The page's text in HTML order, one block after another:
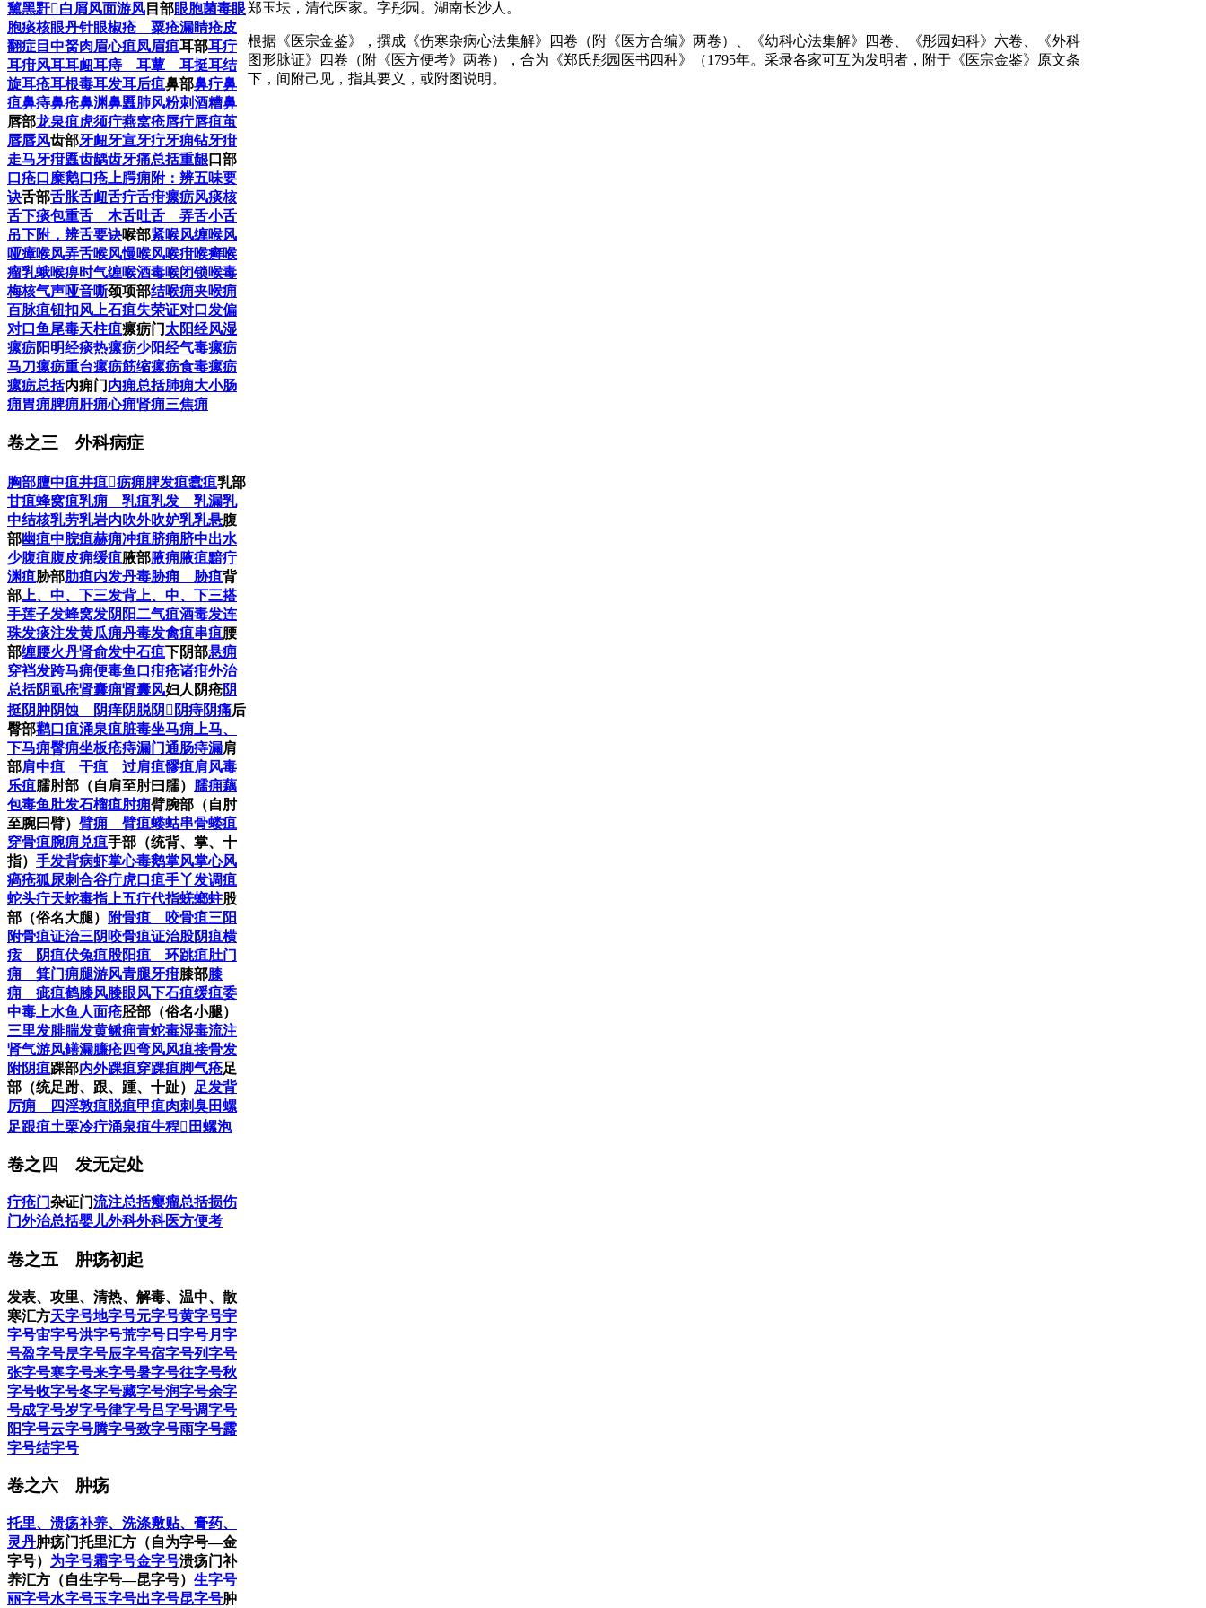
黧黑䵟𪒟白屑风面游风 目部眼胞菌毒眼
胞痰核眼丹针眼椒疮 粟疮漏睛疮皮
翻症 目中胬肉眉心疽凤眉疽耳部耳疔
耳疳风耳耳衄耳痔 耳蕈 耳挺耳结
旋耳疮耳根毒耳发耳后疽鼻部鼻疔鼻
疽鼻痔鼻疮鼻渊鼻䘌肺风粉刺酒糟鼻
唇部龙泉疽虎须疔燕窝疮唇疔唇疽茧
唇唇风齿部牙衄牙宣牙疔牙痈钻牙疳
走马牙疳䘌齿龋齿牙痛总括重龈口部
口疮口糜鹅口疮 上腭痈附：辨五味要
诀舌部舌胀舌衄舌疔舌疳瘰疬风痰核
舌下痰包重舌 木舌吐舌 弄舌小舌
吊下附，辨舌要诀喉部紧喉风缠喉风
哑瘴喉风弄舌喉风慢喉风喉疳喉癣喉
瘤乳蛾喉痹时气缠喉酒毒喉闭锁喉毒
梅核气声哑音嘶颈项部结喉痈夹喉痈
百脉疽钮扣风 上石疽失荣证对口发偏
对口 鱼尾毒天柱疽瘰疬门 太阳经风湿
瘰疬阳明经痰热瘰疬少阳经气毒瘰疬
马刀瘰疬重台瘰疬筋缩瘰疬食毒瘰疬
瘰疬总括内痈门 内痈总括肺痈大小肠
痈胃痈脾痈肝痈心痈肾痈三焦痈
卷之三 外科病症
胸部膻中疽井疽𤷍疬痈脾发疽蠹疽乳部
甘疽蜂窝疽乳痈 乳疽乳发 乳漏乳
中结核乳劳乳岩内吹外吹妒乳乳悬腹
部幽疽中脘疽赫痈冲疽脐痈脐中出水
少腹疽腹皮痈缓疽腋部腋痈腋疽黯疔
渊疽胁部肋疽内发丹毒胁痈 胁疽背
部 上、中、下三发背上、中、下三搭
手莲子发蜂窝发阴阳二气疽酒毒发连
珠发痰注发黄瓜痈丹毒发禽疽串疽腰
部缠腰火丹肾俞发中石疽下阴部悬痈
穿裆发跨马痈便毒鱼口 疳疮诸疳外治
总括阴虱疮肾囊痈肾囊风妇人阴疮阴
挺 阴肿阴蚀 阴痒阴脱阴𤻊 阴痔阴痛后
臀部鹳口疽涌泉疽脏毒坐马痈 上马、
下马痈臀痈坐板疮痔漏门通肠痔漏肩
部肩中疽 干疽 过肩疽髎疽肩风毒
乐疽臑肘部（自肩至肘曰臑） 臑痈藕
包毒鱼肚发石榴疽肘痈臂腕部（自肘
至腕曰臂） 臂痈 臂疽蝼蛄串骨蝼疽
穿骨疽腕痈兑疽手部（统背、掌、十
指） 手发背病虾掌心毒鹅掌风掌心风
瘑疮狐尿刺合谷疔虎口疽手丫发调疽
蛇头疔天蛇毒指上五疔代指蜣螂蛀股
部（俗名大腿）
附骨疽 咬骨疽三阳
附骨疽证治三阴咬骨疽证治股阴疽横
痃 阴疽伏兔疽股阳疽 环跳疽肚门
痈 箕门痈腿游风青腿牙疳膝部膝
痈 疵疽鹤膝风膝眼风下石疽缓疽委
中毒 上水鱼 人面疮胫部（俗名小腿）
三里发腓腨发黄鳅痈青蛇毒湿毒流注
肾气游风鳝漏臁疮四弯风风疽接骨发
附阴疽踝部内外踝疽穿踝疽脚气疮足
部（统足跗、跟、踵、十趾）
足发背
厉痈 四淫敦疽脱疽甲疽肉刺臭田螺
足跟疽土栗冷疔涌泉疽牛程𨇥 田螺泡
卷之四 发无定处
疔疮门杂证门流注总括瘿瘤总括损伤
门外治总括婴儿外科外科医方便考
卷之五 肿疡初起
发表、攻里、清热、解毒、温中、散
寒汇方天字号地字号元字号黄字号宇
字号宙字号洪字号荒字号 日字号月字
号盈字号昃字号辰字号宿字号列字号
张字号寒字号来字号暑字号往字号秋
字号收字号冬字号藏字号润字号余字
号成字号岁字号律字号吕字号调字号
阳字号云字号腾字号致字号雨字号露
字号结字号
卷之六 肿疡
托里、溃疡补养、洗涤敷贴、膏药、
灵丹肿疡门托里汇方（自为字号—金
字号） 为字号霜字号金字号溃疡门补
养汇方（自生字号—昆字号） 生字号
丽字号水字号玉字号出字号昆字号肿
郑玉坛，清代医家。字彤园。湖南长沙人。
根据《医宗金鉴》，撰成《伤寒杂病心法集解》四卷（附《医方合编》两卷）、《幼科心法集解》四卷、《彤园妇科》六卷、《外科
图形脉证》四卷（附《医方便考》两卷），合为《郑氏彤园医书四种》（1795年。采录各家可互为发明者，附于《医宗金鉴》原文条
下，间附己见，指其要义，或附图说明。